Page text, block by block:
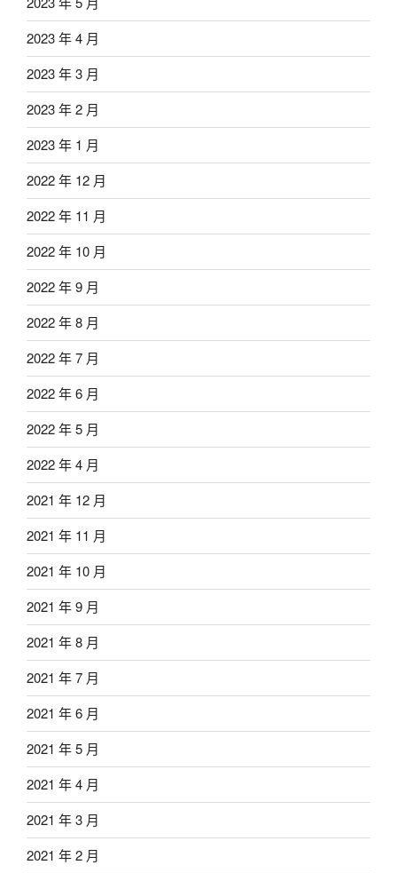
2023 年 4 月
2023 年 3 月
2023 年 2 月
2023 年 1 月
2022 年 12 月
2022 年 11 月
2022 年 10 月
2022 年 9 月
2022 年 8 月
2022 年 7 月
2022 年 6 月
2022 年 5 月
2022 年 4 月
2021 年 12 月
2021 年 11 月
2021 年 10 月
2021 年 9 月
2021 年 8 月
2021 年 7 月
2021 年 6 月
2021 年 5 月
2021 年 4 月
2021 年 3 月
2021 年 2 月